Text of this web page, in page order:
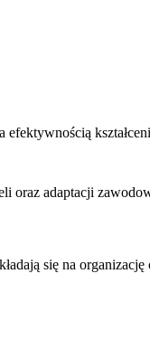
oraz adaptacji
się na